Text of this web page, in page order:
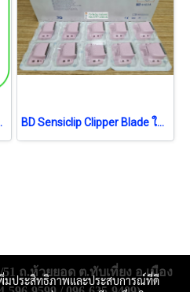
เยอรมัน) BD Sensiclip Clipper Blade ใบมีดอ่อนโยน (4430A) (1ชิ้น) (exp 05-2025)
ถ.ห้วยยอด ต.ทับเที่ยง อ.เมือง
พิ่มประสิทธิภาพและประสบการณ์ที่ดี